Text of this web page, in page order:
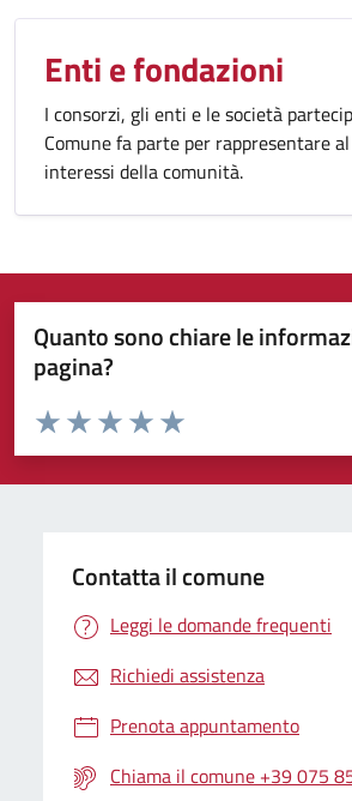
Enti e fondazioni
I consorzi, gli enti e le società
Comune fa parte per rappresentare
interessi della comunità.
Quanto sono chiare le
pagina?
Valuta da 1 a 5 stelle la pagina
Valuta 5 stelle su 5
Valuta 4 stelle su 5
Valuta 3 stelle su 5
Valuta 2 stelle su 5
Valuta 1 stelle su 5
Contatta il comune
Leggi le domande frequenti
Richiedi assistenza
Prenota appuntamento
Chiama il comune +39 075